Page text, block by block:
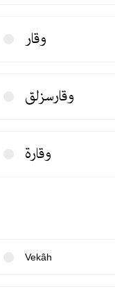
وقار
وقارسزلق
وقارة
Vekâh